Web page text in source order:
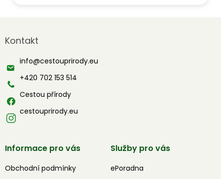
p
t
Kontakt
info@cestouprirody.eu
+420 702 153 514
Cestou přírody
cestouprirody.eu
Informace pro vás
Obchodní podmínky
Služby pro vás
ePoradna